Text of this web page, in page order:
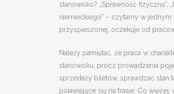
stanowisko? „Sprawność
niemieckiego” – czytamy w jednym
przyspieszonej, oczekuje od
Należy pamiętać, że praca w
stanowisku, prócz prowadzenia
sprzedaży biletów, sprawdzać stan
pojawiające się na trasie. Co